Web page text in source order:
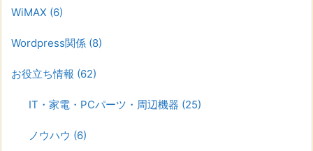
WiMAX (6)
Wordpress関係 (8)
お役立ち情報 (62)
IT・家電・PCパーツ・周辺機器 (25)
ノウハウ (6)